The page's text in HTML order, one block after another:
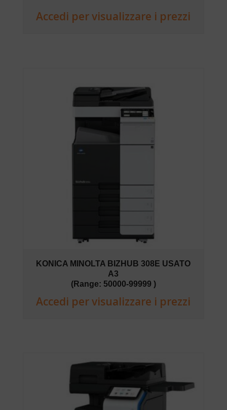
Accedi per visualizzare i prezzi
KONICA MINOLTA BIZHUB 308E USATO
A3
(Range: 50000-99999 )
Accedi per visualizzare i prezzi